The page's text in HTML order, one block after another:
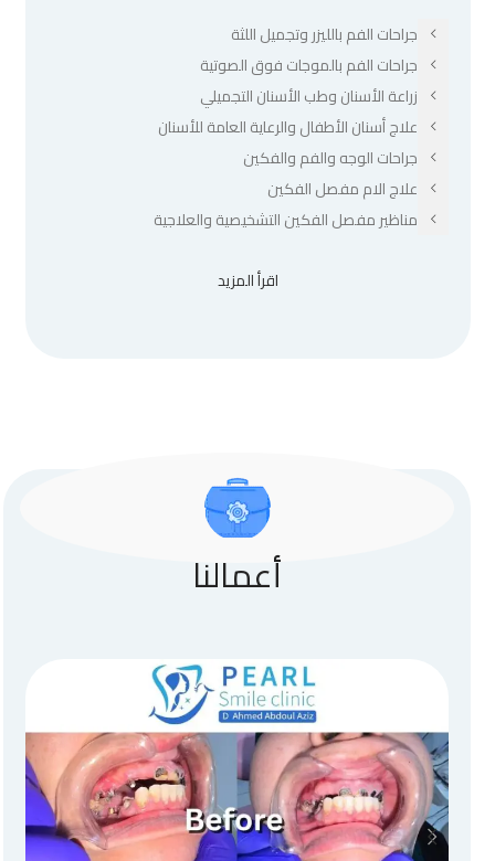
جراحات الفم بالليزر وتجميل اللثة
جراحات الفم بالموجات فوق الصوتية
زراعة الأسنان وطب الأسنان التجميلي
علاج أسنان الأطفال والرعاية العامة للأسنان
جراحات الوجه والفم والفكين
علاج الام مفصل الفكين
مناظير مفصل الفكين التشخيصية والعلاجية
اقرأ المزيد
أعمالنا